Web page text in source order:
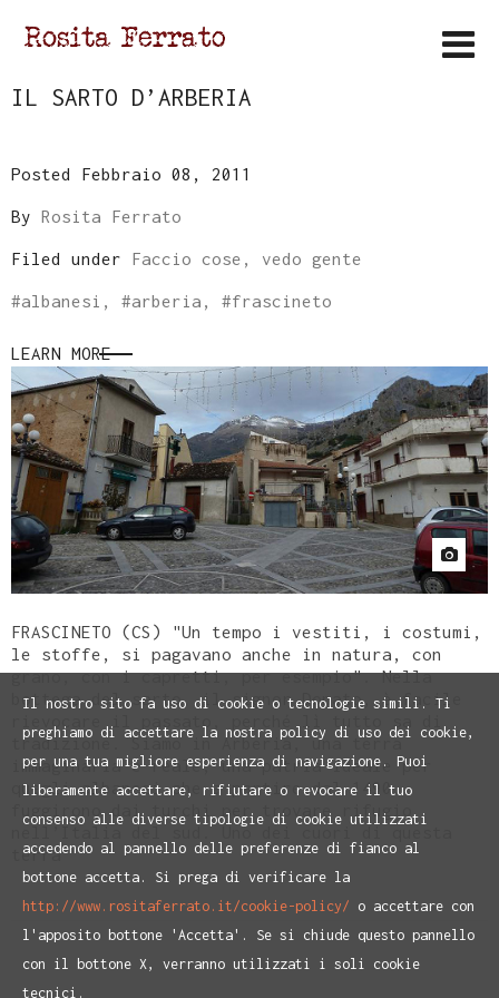
IL SARTO D’ARBERIA
Posted Febbraio 08, 2011
By Rosita Ferrato
Filed under Faccio cose, vedo gente
#albanesi , #arberia , #frascineto
LEARN MORE
FRASCINETO (CS) "Un tempo i vestiti, i costumi,
le stoffe, si pagavano anche in natura, con
grano, con i capretti, per esempio". Nella
bottega del sarto, il signor Donato, è facile
tradizione. Siamo in Arberia, una terra
immaginaria e reale, una patria ideale per
quegli albanesi che a partire dal 1490
fuggirono dai turchi per trovare rifugio
nell’Italia del sud. Uno dei cuori di questa
terra
Il nostro sito fa uso di cookie o tecnologie simili. Ti
preghiamo di accettare la nostra policy di uso dei cookie,
per una tua migliore esperienza di navigazione. Puoi
liberamente accettare, rifiutare o revocare il tuo
consenso alle diverse tipologie di cookie utilizzati
accedendo al pannello delle preferenze di fianco al
bottone accetta. Si prega di verificare la
http://www.rositaferrato.it/cookie-policy/ o accettare con
l'apposito bottone 'Accetta'. Se si chiude questo pannello
con il bottone X, verranno utilizzati i soli cookie
tecnici.